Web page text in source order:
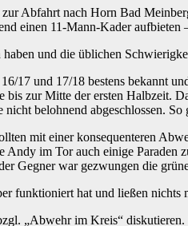
Abfahrt nach Horn Bad
einen 11-Mann-Kader aufbieten
und die üblichen
17 und 17/18 bestens bekannt
zur Mitte der ersten Halbzeit.
belohnend abgeschlossen.
mit einer konsequenteren
im Tor auch einige
Gegner war gezwungen die
funktioniert hat und ließen
„Abwehr im Kreis“